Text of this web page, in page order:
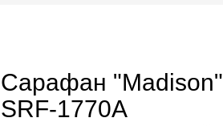
Сарафан "Madison"
SRF-1770A